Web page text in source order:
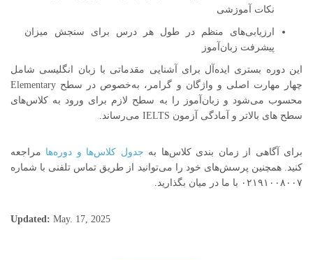
نکات آموزشی
ارزیابی‌های منظم در طول هر درس برای سنجش میزان
پیشرفت زبان‌آموز
این دوره بستری ایده‌آل برای آشنایی مقدماتی با زبان انگلیسی شامل
چهار مهارت اصلی و واژگان و گرامر، به‌خصوص در سطح Elementary
محسوب می‌شود و زبان‌آموز را به سطح لازم برای ورود به کلاس‌های
سطح های بالاتر و آمادگی آزمون IELTS می‌رساند.
برای آگاهی از زمان بندی کلاس‌ها به جدول کلاس‌ها و دوره‌ها مراجعه
کنید. همچنین پرسش‌های خود را می‌توانید از طریق تماس تلفنی با شماره
۰۲۱۹۱۰۰۸۰۰۷ با ما در میان بگذارید.
Updated: May. 17, 2025